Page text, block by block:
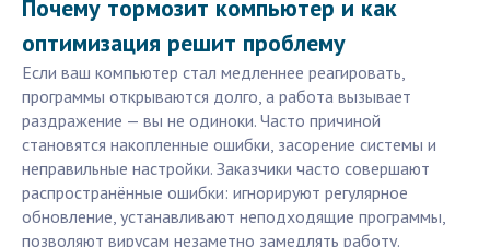
Почему тормозит компьютер и как
оптимизация решит проблему
Если ваш компьютер стал медленнее реагировать,
программы открываются долго, а работа вызывает
раздражение — вы не одиноки. Часто причиной
становятся накопленные ошибки, засорение системы и
неправильные настройки. Заказчики часто совершают
распространённые ошибки: игнорируют регулярное
обновление, устанавливают неподходящие программы,
позволяют вирусам незаметно замедлять работу.